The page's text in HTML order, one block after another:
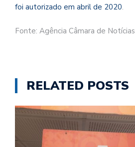
foi autorizado em abril de 2020.
Fonte: Agência Câmara de Notícias
RELATED POSTS